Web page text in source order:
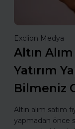
Exclion Medya
Altın
Yatırım
Bilmeniz
Altın alım satım
yapmadan önce